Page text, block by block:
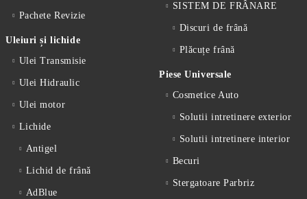
Pachete Revizie
Uleiuri și lichide
Ulei Transmisie
Ulei Hidraulic
Ulei motor
Lichide
Antigel
Lichid de frânǎ
AdBlue
SISTEM DE FRÂNARE
Discuri de frână
Plăcuțe frână
Piese Universale
Cosmetice Auto
Solutii intretinere exterior
Solutii intretinere interior
Becuri
Stergatoare Parbriz